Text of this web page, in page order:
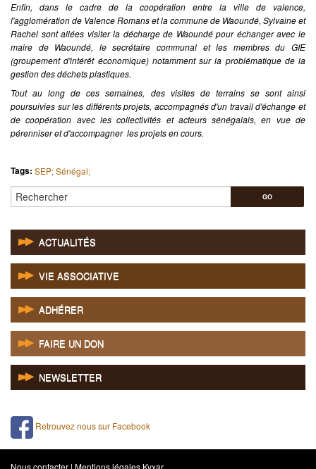
Enfin, dans le cadre de la coopération entre la ville de valence,
l'agglomération de Valence Romans et la commune de Waoundé, Sylvaine et
Rachel sont allées visiter la décharge de Waoundé pour échanger avec le
maire de Waoundé, le secrétaire communal et les membres du GIE
(groupement d'intérêt économique) notamment sur la problématique de la
gestion des déchets plastiques.
Tout au long de ces semaines, des visites de terrains se sont ainsi
poursuivies sur les différents projets, accompagnés d'un travail d'échange et
de coopération avec les collectivités et acteurs sénégalais, en vue de
pérenniser et d'accompagner les projets en cours.
Tags: SEP; Sénégal;
Rechercher
ACTUALITÉS
VIE ASSOCIATIVE
ADHÉRER
FAIRE UN DON
NEWSLETTER
Retrouvez nous sur Facebook
Nous contacter | Mentions légales Kyxar